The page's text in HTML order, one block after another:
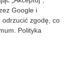
Google i
zgodę, co
Polityka